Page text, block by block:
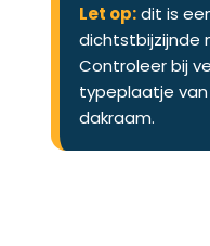
Let op:dit is
dichtstbijzijnde
Controleer bij
typeplaatje van
dakraam.